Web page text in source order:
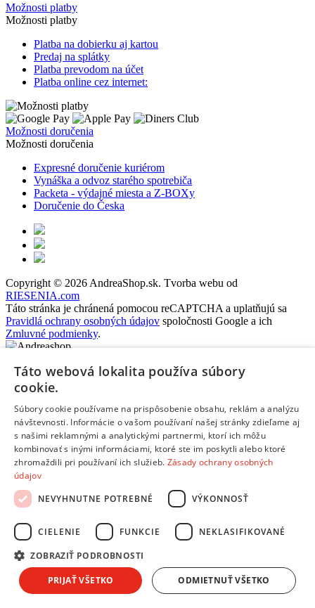
Možnosti platby
Možnosti platby
Platba na dobierku aj kartou
Predaj na splátky
Platba prevodom na účet
Platba online cez internet:
Možnosti doručenia
Možnosti doručenia
Expresné doručenie kuriérom
Vynáška a odvoz starého spotrebiča
Packeta - výdajné miesta a Z-BOXy
Doručenie do Česka
Copyright © 2026 AndreaShop.sk. Tvorba webu od
RIESENIA.com
Táto stránka je chránená pomocou reCAPTCHA a uplatňujú sa
Pravidlá ochrany osobných údajov spoločnosti Google a ich
Zmluvné podmienky.
Obnoviť stránku
Chcem sa prihlásiť
Chcem sa registrovať
Účty vytvorené na andreashop.sk pred 10.10.2025 neboli
prenesené do nového systému. Vytvor si účet znova, prosím.
Alebo sa prihlás pomocou svojich
Zadaj e-mailovú adresu:
Zadaj svoje heslo:
Zapamätať prihlásenie
Prihlásiť sa
Nepamätám si svoje heslo Nemám vytvorený účet, chcem sa
registrovať
Alebo sa prihlás pomocou svojich
prihlasovacích údajov:
Prečo si
Táto webová lokalita používa súbory
cookie.
Súbory cookie používame na prispôsobenie obsahu, reklám a analýzu
návštevnosti. Informácie o vašom používaní našej stránky zdieľame aj
s našimi reklamnými a analytickými partnermi, ktorí ich môžu
kombinovať s inými informáciami, ktoré ste im poskytli alebo ktoré
zhromaždili pri používaní ich služieb. Zásady ochrany osobných
údajov
NEVYHNUTNE POTREBNÉ
VÝKONNOSŤ
CIELENIE FUNKCIE NEKLASIFIKOVANÉ
ZOBRAZIŤ PODROBNOSTI
PRIJAŤ VŠETKO ODMIETNUŤ VŠETKO